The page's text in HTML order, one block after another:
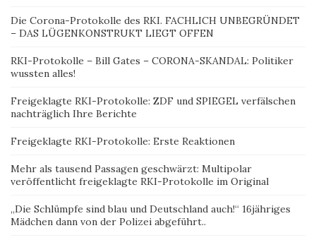
Die Corona-Protokolle des RKI. FACHLICH UNBEGRÜNDET
– DAS LÜGENKONSTRUKT LIEGT OFFEN
RKI-Protokolle – Bill Gates – CORONA-SKANDAL: Politiker
wussten alles!
Freigeklagte RKI-Protokolle: ZDF und SPIEGEL verfälschen
nachträglich Ihre Berichte
Freigeklagte RKI-Protokolle: Erste Reaktionen
Mehr als tausend Passagen geschwärzt: Multipolar
veröffentlicht freigeklagte RKI-Protokolle im Original
„Die Schlümpfe sind blau und Deutschland auch!“ 16jähriges
Mädchen dann von der Polizei abgeführt..